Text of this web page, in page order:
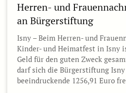
Herren- und
an Bürgerstiftung
Isny – Beim Herren- und
Kinder- und Heimatfest in Isny
Geld für den guten Zweck
darf sich die Bürgerstiftung
beeindruckende 1256,91 Euro